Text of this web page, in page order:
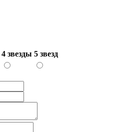
4 звезды 5 звезд